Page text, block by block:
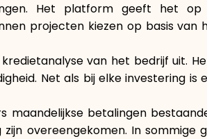
Het platform geeft het
projecten kiezen op basis
van het bedrijf uit.
Net als bij elke investering is
maandelijkse betalingen
overeengekomen. In